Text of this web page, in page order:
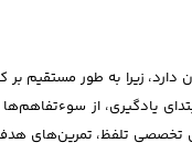
زیرا به طور مستقیم
یادگیری، از
تخصصی تلفظ، تمرین‌های